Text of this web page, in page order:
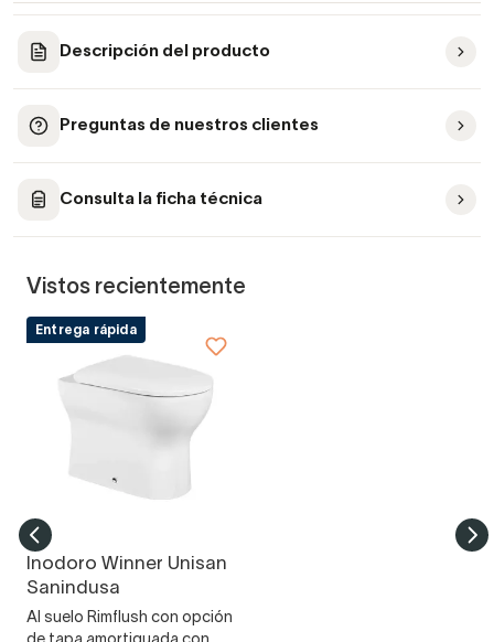
Descripción del producto
Preguntas de nuestros clientes
Consulta la ficha técnica
Vistos recientemente
Entrega rápida
Inodoro Winner Unisan
Sanindusa
Al suelo Rimflush con opción